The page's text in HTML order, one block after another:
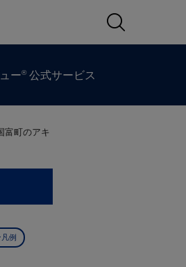
ー® 公式サービス
富町のアキ
例